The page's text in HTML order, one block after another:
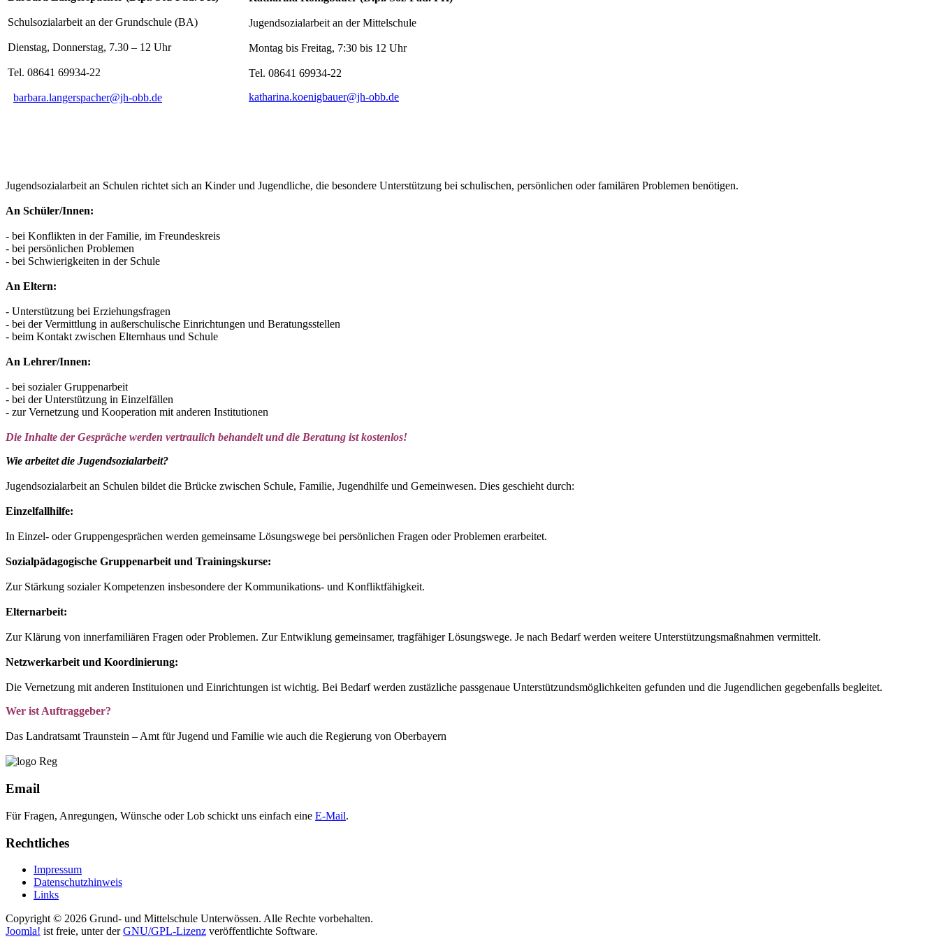
Schulsozialarbeit an der Grundschule (BA)
Dienstag, Donnerstag, 7.30 – 12 Uhr
Tel. 08641 69934-22
barbara.langerspacher@jh-obb.de
Jugendsozialarbeit an der Mittelschule
Montag bis Freitag, 7:30 bis 12 Uhr
Tel. 08641 69934-22
katharina.koenigbauer@jh-obb.de
Jugendsozialarbeit an Schulen richtet sich an Kinder und Jugendliche, die besondere Unterstützung bei schulischen, persönlichen oder familären Problemen benötigen.
An Schüler/Innen:
- bei Konflikten in der Familie, im Freundeskreis
- bei persönlichen Problemen
- bei Schwierigkeiten in der Schule
An Eltern:
- Unterstützung bei Erziehungsfragen
- bei der Vermittlung in außerschulische Einrichtungen und Beratungsstellen
- beim Kontakt zwischen Elternhaus und Schule
An Lehrer/Innen:
- bei sozialer Gruppenarbeit
- bei der Unterstützung in Einzelfällen
- zur Vernetzung und Kooperation mit anderen Institutionen
Die Inhalte der Gespräche werden vertraulich behandelt und die Beratung ist kostenlos!
Wie arbeitet die Jugendsozialarbeit?
Jugendsozialarbeit an Schulen bildet die Brücke zwischen Schule, Familie, Jugendhilfe und Gemeinwesen. Dies geschieht durch:
Einzelfallhilfe:
In Einzel- oder Gruppengesprächen werden gemeinsame Lösungswege bei persönlichen Fragen oder Problemen erarbeitet.
Sozialpädagogische Gruppenarbeit und Trainingskurse:
Zur Stärkung sozialer Kompetenzen insbesondere der Kommunikations- und Konfliktfähigkeit.
Elternarbeit:
Zur Klärung von innerfamiliären Fragen oder Problemen. Zur Entwiklung gemeinsamer, tragfähiger Lösungswege. Je nach Bedarf werden weitere Unterstützungsmaßnahmen vermittelt.
Netzwerkarbeit und Koordinierung:
Die Vernetzung mit anderen Instituionen und Einrichtungen ist wichtig. Bei Bedarf werden zustäzliche passgenaue Unterstützundsmöglichkeiten gefunden und die Jugendlichen gegebenfalls begleitet.
Wer ist Auftraggeber?
Das Landratsamt Traunstein – Amt für Jugend und Familie wie auch die Regierung von Oberbayern
Email
Für Fragen, Anregungen, Wünsche oder Lob schickt uns einfach eine E-Mail.
Rechtliches
Impressum
Datenschutzhinweis
Links
Copyright © 2026 Grund- und Mittelschule Unterwössen. Alle Rechte vorbehalten.
Joomla! ist freie, unter derGNU/GPL-Lizenz veröffentlichte Software.